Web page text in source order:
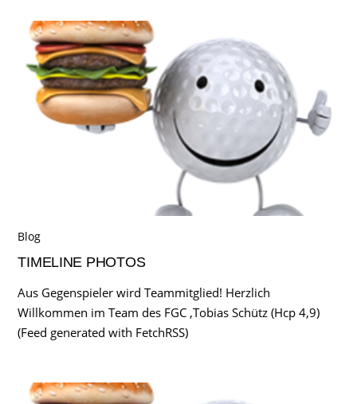
Blog
TIMELINE PHOTOS
Aus Gegenspieler wird Teammitglied! Herzlich
Willkommen im Team des FGC ,Tobias Schütz (Hcp 4,9)
(Feed generated with FetchRSS)